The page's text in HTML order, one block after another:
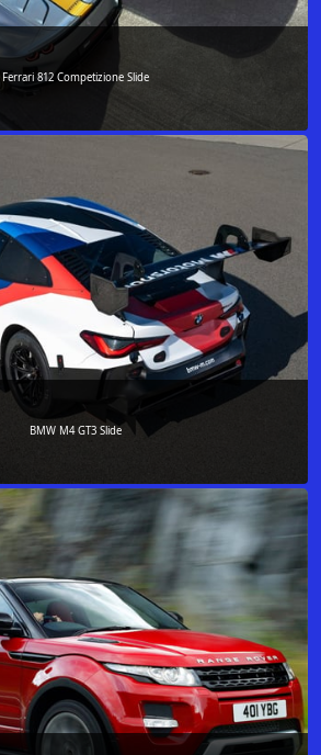
Ferrari 812 Competizione Slide
BMW M4 GT3 Slide